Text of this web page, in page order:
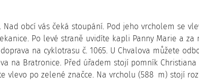
obcí vás čeká stoupání. Pod jeho vrcholem se
Po levé straně uvidíte kapli Panny Marie a za
na cyklotrasu č. 1065. U Chvalova můžete
na Bratronice. Před úřadem stojí pomník Christiana
vlevo po zelené značce. Na vrcholu (588 m) stojí